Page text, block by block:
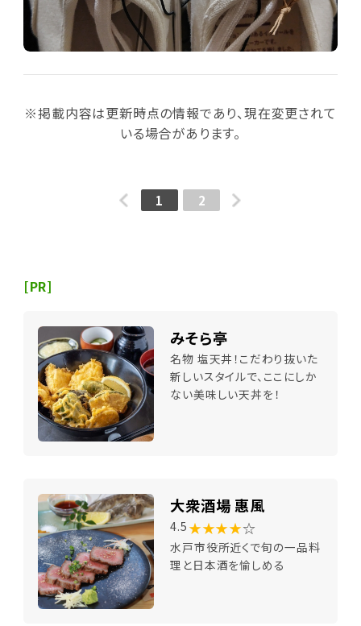
※掲載内容は更新時点の情報であり、現在変更されて
いる場合があります。
1 2
[PR]
みそら亭
名物 塩天丼！こだわり抜いた
新しいスタイルで、ここにしか
ない美味しい天丼を！
大衆酒場 惠風
4.5 ★★★★☆
水戸市役所近くで旬の一品料
理と日本酒を愉しめる